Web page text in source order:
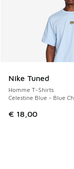
Nike Tuned
Homme T-Shirts
Celestine Blue - Blue
€ 18,00